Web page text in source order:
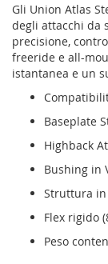
Gli Union Atlas
degli attacchi da
precisione,
freeride e all-
istantanea e un
Baseplate
Highback
Bushing in
Struttura
Flex rigido
Peso